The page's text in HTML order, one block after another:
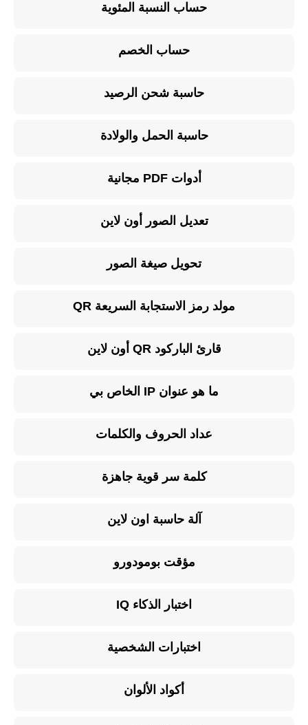
حساب النسبة المئوية
حساب الخصم
حاسبة شحن الرصيد
حاسبة الحمل والولادة
أدوات PDF مجانية
تعديل الصور أون لاين
تحويل صيغة الصور
مولد رمز الاستجابة السريعة QR
قارئ الباركود QR أون لاين
ما هو عنوان IP الخاص بي
عداد الحروف والكلمات
كلمة سر قوية جاهزة
آلة حاسبة اون لاين
مؤقت بومودورو
اختبار الذكاء IQ
اختبارات الشخصية
أكواد الألوان